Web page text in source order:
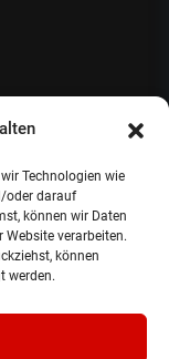
Technologien wie
oder darauf
können wir Daten
Website verarbeiten.
können
werden.